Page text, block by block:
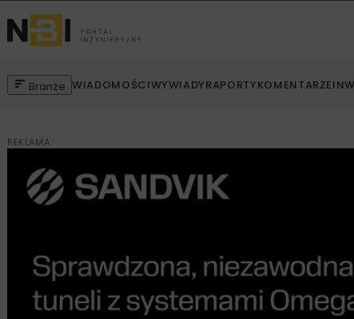
Branże WIADOMOŚCIWYWIADYRAPORTYKOMENTARZE
REKLAMA